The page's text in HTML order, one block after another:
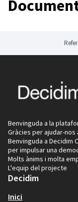
donats d'alta al
Benvinguda a la
Gràcies per ajudar-
Benvinguda a Decidim
per impulsar una
Molts ànims i molta
L'equip del projecte
Decidim
Inici